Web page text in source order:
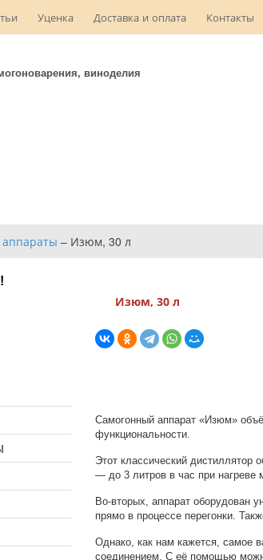
Уценка Доставка и оплата Контакты
виноделия
– Изюм, 30 л
Изюм, 30 л
Самогонный аппарат «Изюм»
функциональности.
Этот классический
— до 3 литров в час при нагреве
Во-вторых, аппарат оборудован
прямо в процессе перегонки.
Однако, как нам кажется, самое
соединением. С её помощью